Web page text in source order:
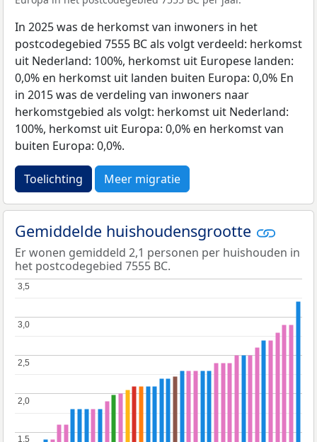
In 2025 was de herkomst van inwoners in het
postcodegebied 7555 BC als volgt verdeeld: herkomst
uit Nederland: 100%, herkomst uit Europese landen:
0,0% en herkomst uit landen buiten Europa: 0,0% En
in 2015 was de verdeling van inwoners naar
herkomstgebied als volgt: herkomst uit Nederland:
100%, herkomst uit Europa: 0,0% en herkomst van
buiten Europa: 0,0%.
Toelichting Meer migratie
Gemiddelde huishoudensgrootte
Er wonen gemiddeld 2,1 personen per huishouden in
het postcodegebied 7555 BC.
1,5
1,5
2,0
2,0
2,5
2,5
3,0
3,0
3,5
3,5